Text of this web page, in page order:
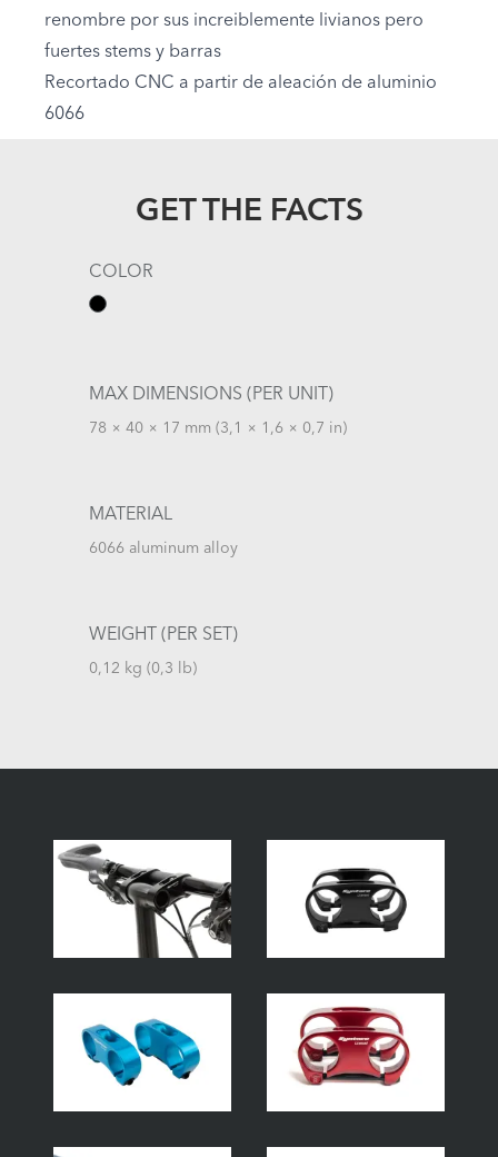
renombre por sus increiblemente livianos pero
fuertes stems y barras
Recortado CNC a partir de aleación de aluminio
6066
GET THE FACTS
COLOR
MAX DIMENSIONS (PER UNIT)
78 × 40 × 17 mm (3,1 × 1,6 × 0,7 in)
MATERIAL
6066 aluminum alloy
WEIGHT (PER SET)
0,12 kg (0,3 lb)